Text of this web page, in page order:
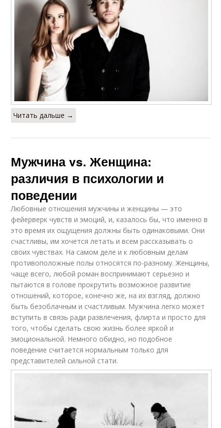
Читать дальше →
Мужчина vs. Женщина:
различия в психологии и
поведении
Любовные отношения мужчины и женщины — это
фейерверк чувств и эмоций, и, казалось бы, что именно в
это время их ощущения должны быть одинаковыми. Они
счастливы, им хочется летать и всем рассказывать о
своих чувствах. На самом деле и к любовным делам
противоположные полы относятся по-разному. Женщины,
чаще всего, любой роман воспринимают серьезно и
пытаются в голове прокрутить возможное развитие
отношений, которое, конечно же, на их взгляд, должно
быть безоблачным и счастливым. Мужчина легко может
вступить в связь ради развлечения, флирта и просто для
того, чтобы сделать свою жизнь более яркой и
эмоциональной. Немного обидно, но подобное
поведение считается нормальным только для
представителей сильной стати.